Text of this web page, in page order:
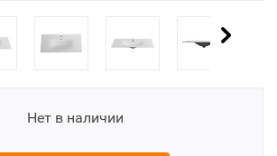
Нет в наличии